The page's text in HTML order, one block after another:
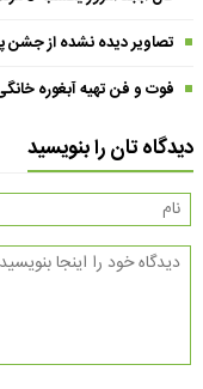
تصاویر دیده نشده از
فوت و فن تهیه آبغوره
دیدگاه تان را بنویسید